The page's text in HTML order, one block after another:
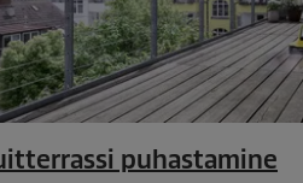
puhastamine